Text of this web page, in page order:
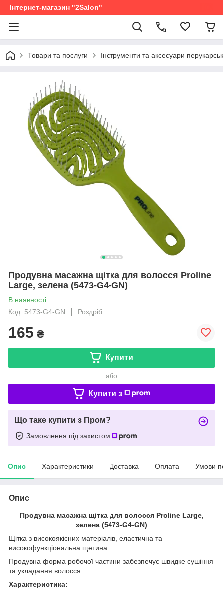
Інтернет-магазин "2Salon"
Товари та послуги Інструменти та аксесуари
Продувна масажна щітка для волосся Proline
Large, зелена (5473-G4-GN)
В наявності
Код: 5473-G4-GN
Роздріб
165 ₴
Купити
або
Купити з
Що таке купити з Пром?
Замовлення під захистом
Опис Характеристики Доставка Оплата Умови
Опис
Продувна масажна щітка для волосся Proline Large,
зелена (5473-G4-GN)
Щітка з високоякісних матеріалів, еластична та
високофункціональна щетина.
Продувна форма робочої частини забезпечує швидке сушіння
та укладання волосся.
Характеристика: